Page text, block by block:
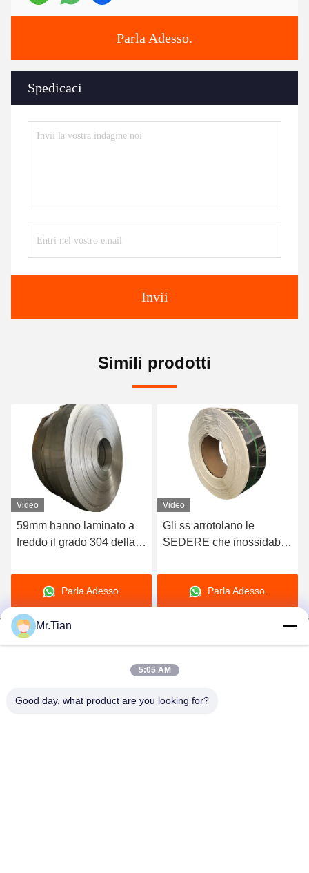
Parla Adesso.
Spedicaci
Invii
Simili prodotti
Video
59mm hanno laminato a
freddo il grado 304 della
striscia di acciaio
inossidabileParla Adesso.
Video
Gli ss arrotolano le
SEDERE che inossidabile
freddo arrotola 201 304
Parla Adesso.
Co., Ltd.
Mr.Tian
5:05 AM
Good day, what product are you looking for?